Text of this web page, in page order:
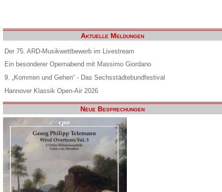
Aktuelle Meldungen
Der 75. ARD-Musikwettbewerb im Livestream
Ein besonderer Opernabend mit Massimo Giordano
9. „Kommen und Gehen“ - Das Sechsstädtebundfestival
Hannover Klassik Open-Air 2026
Neue Besprechungen